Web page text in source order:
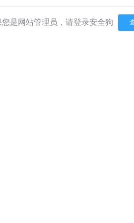
您是网站管理员，请登录安全狗